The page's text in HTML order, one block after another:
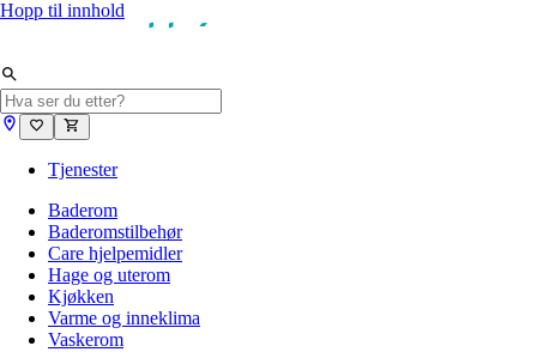
Hopp til innhold
Tjenester
Baderom
Baderomstilbehør
Care hjelpemidler
Hage og uterom
Kjøkken
Varme og inneklima
Vaskerom